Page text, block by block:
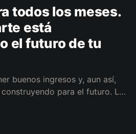
todos los meses.
está
el futuro de tu
buenos ingresos y, aun así,
para el futuro. La
ingreso un propósito, un plazo